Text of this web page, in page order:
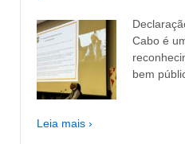
Cabo é
bem
Leia mais ›